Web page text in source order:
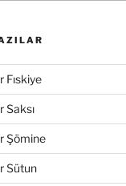
Fıskiye
Saksı
Şömine
Sütun